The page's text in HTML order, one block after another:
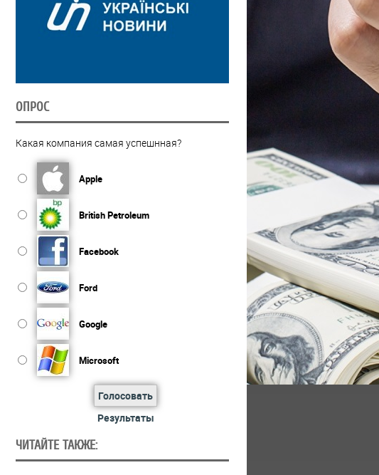
ОПРОС
Какая компания самая успешнная?
Apple
British Petroleum
Facebook
Ford
Google
Microsoft
Голосовать
Результаты
ЧИТАЙТЕ ТАКЖЕ: